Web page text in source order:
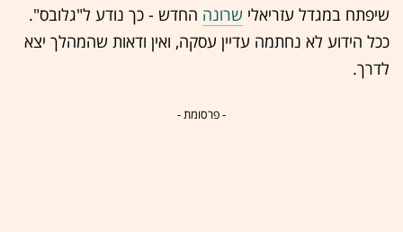
שיפתח במגדל עזריאלי שרונה החדש - כך נודע ל"גלובס".
ככל הידוע לא נחתמה עדיין עסקה, ואין ודאות שהמהלך יצא
לדרך.
- פרסומת -